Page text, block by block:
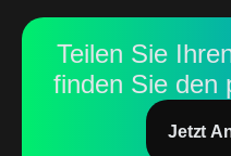
Teilen Sie
finden Sie den
Jetzt